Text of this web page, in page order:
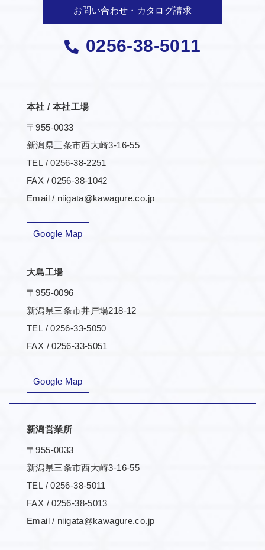
お問い合わせ・カタログ請求
0256-38-5011
本社 / 本社工場
〒955-0033
新潟県三条市西大崎3-16-55
TEL / 0256-38-2251
FAX / 0256-38-1042
Email / niigata@kawagure.co.jp
Google Map
大島工場
〒955-0096
新潟県三条市井戸場218-12
TEL / 0256-33-5050
FAX / 0256-33-5051
Google Map
新潟営業所
〒955-0033
新潟県三条市西大崎3-16-55
TEL / 0256-38-5011
FAX / 0256-38-5013
Email / niigata@kawagure.co.jp